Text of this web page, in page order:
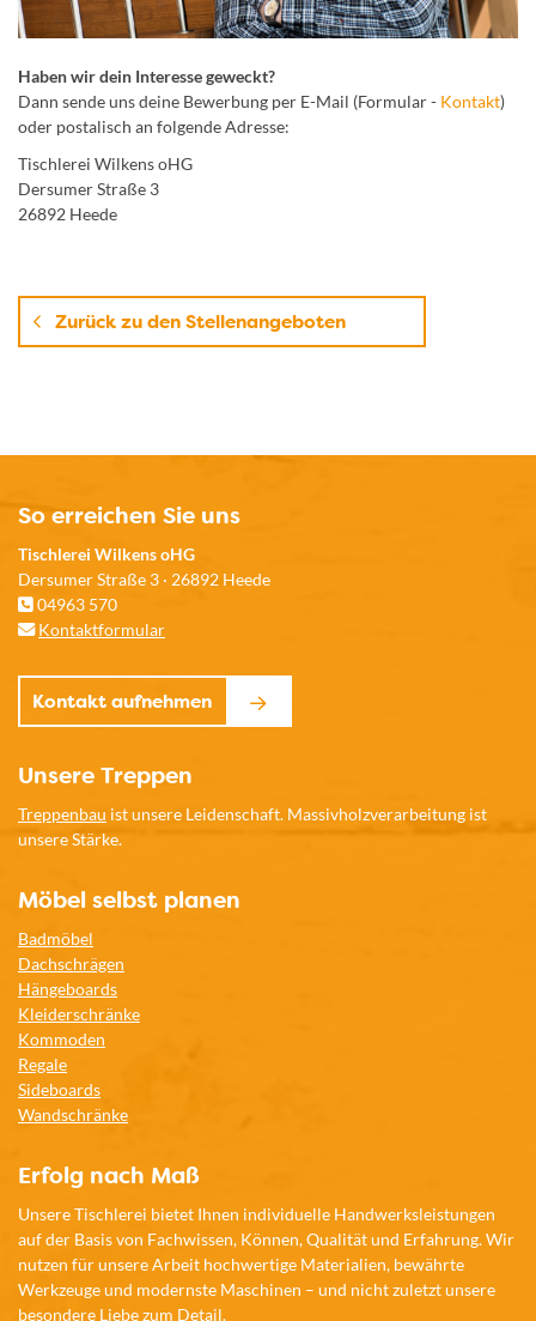
Haben wir dein Interesse geweckt?
Dann sende uns deine Bewerbung per E-Mail (Formular - Kontakt)
oder postalisch an folgende Adresse:
Tischlerei Wilkens oHG
Dersumer Straße 3
26892 Heede
Zurück zu den Stellenangeboten
So erreichen Sie uns
Tischlerei Wilkens oHG
Dersumer Straße 3 · 26892 Heede
04963 570
Kontaktformular
Kontakt aufnehmen
Unsere Treppen
Treppenbau ist unsere Leidenschaft. Massivholzverarbeitung ist
unsere Stärke.
Möbel selbst planen
Badmöbel
Dachschrägen
Hängeboards
Kleiderschränke
Kommoden
Regale
Sideboards
Wandschränke
Erfolg nach Maß
Unsere Tischlerei bietet Ihnen individuelle Handwerksleistungen
auf der Basis von Fachwissen, Können, Qualität und Erfahrung. Wir
nutzen für unsere Arbeit hochwertige Materialien, bewährte
Werkzeuge und modernste Maschinen – und nicht zuletzt unsere
besondere Liebe zum Detail.